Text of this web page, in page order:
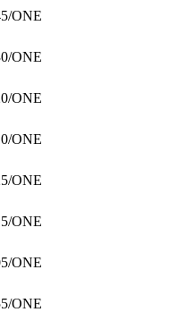
/ONE
/ONE
/ONE
/ONE
/ONE
/ONE
/ONE
/ONE